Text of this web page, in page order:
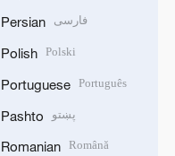
Persian فارسی
Polish Polski
Portuguese Português
Pashto پښتو
Romanian Română